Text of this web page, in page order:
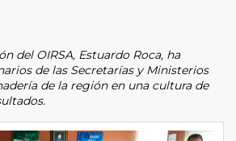
del OIRSA, Estuardo Roca, ha
de las Secretarías y Ministerios
de la región en una cultura de